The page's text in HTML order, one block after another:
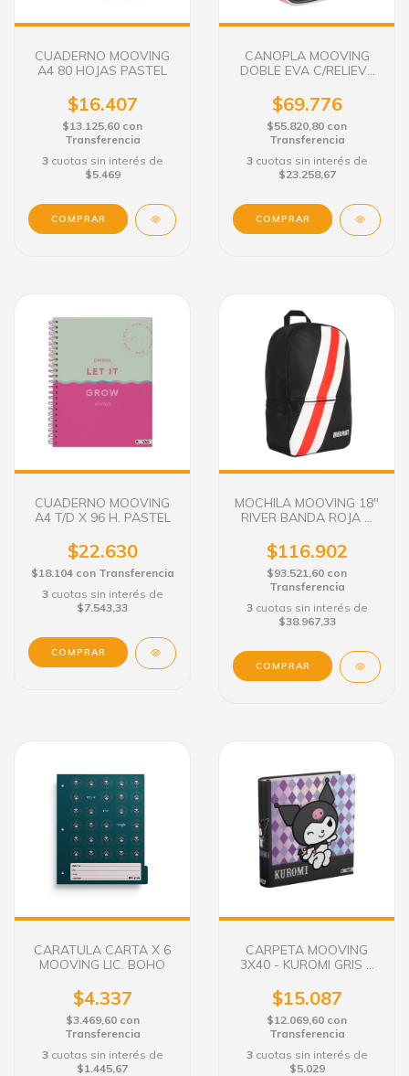
CUADERNO MOOVING
A4 80 HOJAS PASTEL
$16.407
$13.125,60 con
Transferencia
3 cuotas sin interés de
$5.469
COMPRAR
CANOPLA MOOVING
DOBLE EVA C/RELIEVE
$69.776
$55.820,80 con
Transferencia
3 cuotas sin interés de
$23.258,67
CUADERNO MOOVING
A4 T/D X 96 H. PASTEL
$22.630
$18.104 con Transferencia
3 cuotas sin interés de
$7.543,33
COMPRAR
MOCHILA MOOVING 18"
RIVER BANDA ROJA Y
$116.902
$93.521,60 con
Transferencia
3 cuotas sin interés de
$38.967,33
CARATULA CARTA X 6
MOOVING LIC. BOHO
$4.337
$3.469,60 con
Transferencia
3 cuotas sin interés de
$1.445,67
CARPETA MOOVING
3X40 - KUROMI GRIS Y
$15.087
$12.069,60 con
Transferencia
3 cuotas sin interés de
$5.029